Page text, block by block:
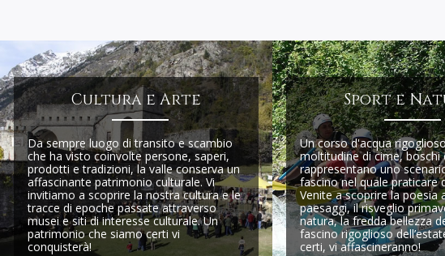
Cultura e Arte
Da sempre luogo di transito e scambio
che ha visto coinvolte persone, saperi,
prodotti e tradizioni, la valle conserva un
affascinante patrimonio culturale. Vi
invitiamo a scoprire la nostra cultura e le
tracce di epoche passate attraverso
musei e siti di interesse culturale. Un
patrimonio che siamo certi vi
conquisterà!
Sport e
Un corso d'acqua
moltitudine di cime, boschi
rappresentano uno
fascino nel quale praticare
Venite a scoprire la poesia
paesaggi, il risveglio
natura, la fredda bellezza
fascino rigoglioso
certi, vi affascineranno!